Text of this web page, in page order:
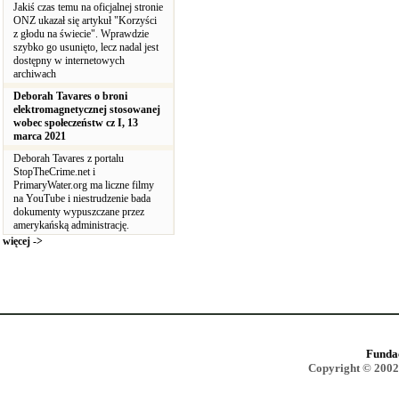
Jakiś czas temu na oficjalnej stronie
ONZ ukazał się artykuł "Korzyści
z głodu na świecie". Wprawdzie
szybko go usunięto, lecz nadal jest
dostępny w internetowych
archiwach
Deborah Tavares o broni
elektromagnetycznej stosowanej
wobec społeczeństw cz I, 13
marca 2021
Deborah Tavares z portalu
StopTheCrime.net i
PrimaryWater.org ma liczne filmy
na YouTube i niestrudzenie bada
dokumenty wypuszczane przez
amerykańską administrację.
więcej ->
Copyright ©